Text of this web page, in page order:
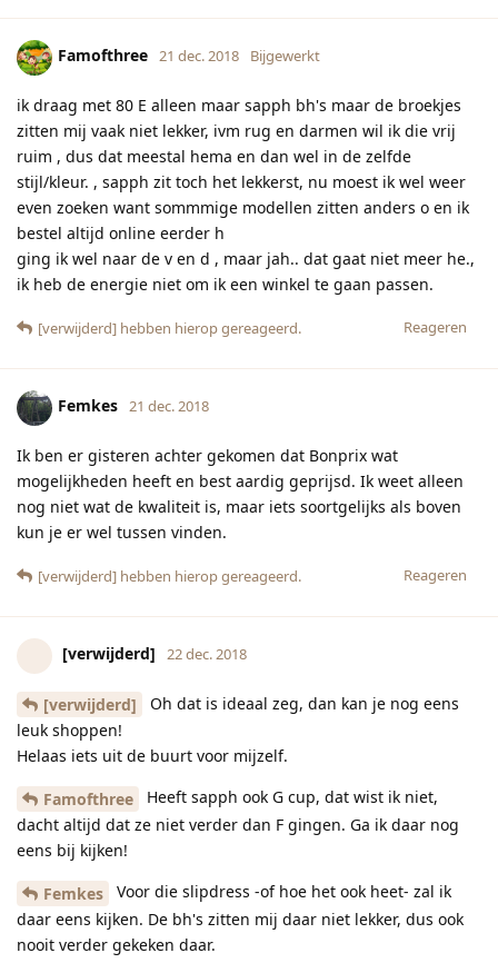
Famofthree 21 dec. 2018 Bijgewerkt
ik draag met 80 E alleen maar sapph bh's maar de broekjes
zitten mij vaak niet lekker, ivm rug en darmen wil ik die vrij
ruim , dus dat meestal hema en dan wel in de zelfde
stijl/kleur. , sapph zit toch het lekkerst, nu moest ik wel weer
even zoeken want sommmige modellen zitten anders o en ik
bestel altijd online eerder h
ging ik wel naar de v en d , maar jah.. dat gaat niet meer he.,
ik heb de energie niet om ik een winkel te gaan passen.
Reageren
[verwijderd] hebben hierop gereageerd.
Femkes 21 dec. 2018
Ik ben er gisteren achter gekomen dat Bonprix wat
mogelijkheden heeft en best aardig geprijsd. Ik weet alleen
nog niet wat de kwaliteit is, maar iets soortgelijks als boven
kun je er wel tussen vinden.
Reageren
[verwijderd] hebben hierop gereageerd.
[verwijderd] 22 dec. 2018
[verwijderd]
Oh dat is ideaal zeg, dan kan je nog eens
leuk shoppen!
Helaas iets uit de buurt voor mijzelf.
Famofthree
Heeft sapph ook G cup, dat wist ik niet,
dacht altijd dat ze niet verder dan F gingen. Ga ik daar nog
eens bij kijken!
Femkes
Voor die slipdress -of hoe het ook heet- zal ik
daar eens kijken. De bh's zitten mij daar niet lekker, dus ook
nooit verder gekeken daar.